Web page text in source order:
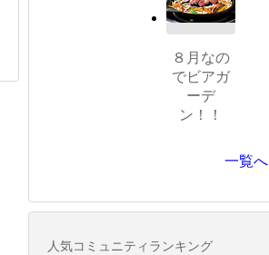
８月なの
でビアガ
ーデ
ン！！
一覧へ
人気コミュニティランキング